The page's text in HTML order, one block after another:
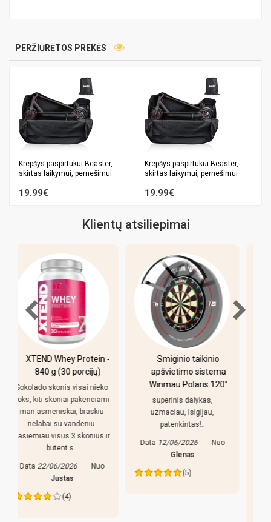
PERŽIŪRĖTOS PREKĖS
Krepšys paspirtukui Beaster,
skirtas laikymui, pernešimui
19.99€
Krepšys paspirtukui Beaster,
skirtas laikymui, pernešimui
19.99€
Klientų atsiliepimai
Smiginio taikinio
apšvietimo sistema
Winmau Polaris 120°
superinis dalykas,
uzmaciau, isigijau,
patenkintas!..
Data
Pulo stalas Bilaro
Winner 7 pėdų
(213x118cm) žalias
audinys su
komplektacija
Pirkiniu patenkintas,
reguliuojamso kojeles geras
dalykas, stalas nekliba. Bet
lazdos prastos, liaudiskai